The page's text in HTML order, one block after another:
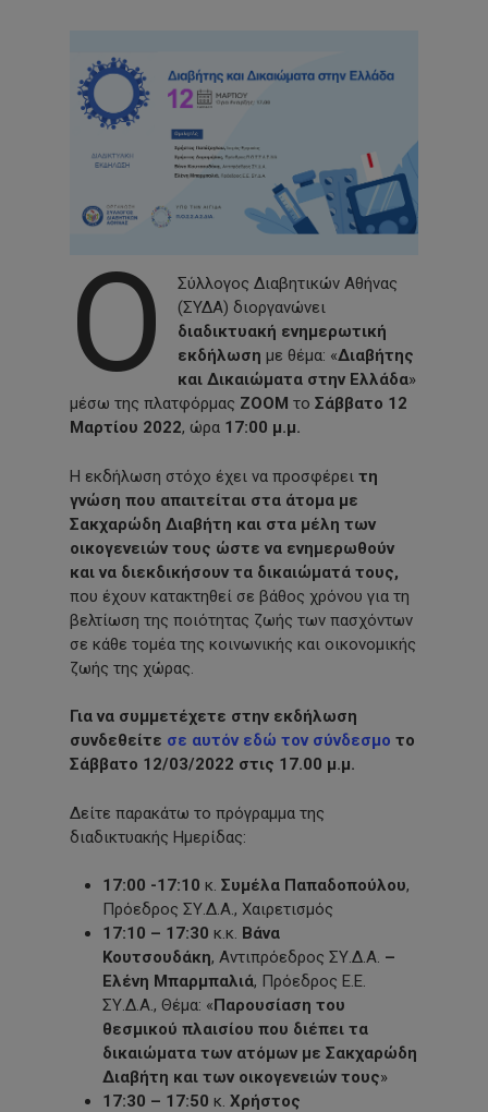
Ο
Σύλλογος Διαβητικών Αθήνας
(ΣΥΔΑ) διοργανώνει
διαδικτυακή ενημερωτική
εκδήλωση με θέμα: «Διαβήτης
και Δικαιώματα στην Ελλάδα»
μέσω της πλατφόρμας ZOOM το Σάββατο 12
Μαρτίου 2022, ώρα 17:00 μ.μ.
Η εκδήλωση στόχο έχει να προσφέρει τη
γνώση που απαιτείται στα άτομα με
Σακχαρώδη Διαβήτη και στα μέλη των
οικογενειών τους ώστε να ενημερωθούν
και να διεκδικήσουν τα δικαιώματά τους,
που έχουν κατακτηθεί σε βάθος χρόνου για τη
βελτίωση της ποιότητας ζωής των πασχόντων
σε κάθε τομέα της κοινωνικής και οικονομικής
ζωής της χώρας.
Για να συμμετέχετε στην εκδήλωση
συνδεθείτε σε αυτόν εδώ τον σύνδεσμο το
Σάββατο 12/03/2022 στις 17.00 μ.μ.
Δείτε παρακάτω το πρόγραμμα της
διαδικτυακής Ημερίδας:
17:00 -17:10 κ. Συμέλα Παπαδοπούλου,
Πρόεδρος ΣΥ.Δ.Α., Χαιρετισμός
17:10 – 17:30 κ.κ. Βάνα
Κουτσουδάκη, Αντιπρόεδρος ΣΥ.Δ.Α. –
Ελένη Μπαρμπαλιά, Πρόεδρος Ε.Ε.
ΣΥ.Δ.Α., Θέμα: «Παρουσίαση του
θεσμικού πλαισίου που διέπει τα
δικαιώματα των ατόμων με Σακχαρώδη
Διαβήτη και των οικογενειών τους»
17:30 – 17:50 κ. Χρήστος